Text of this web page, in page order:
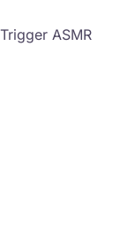
Trigger ASMR